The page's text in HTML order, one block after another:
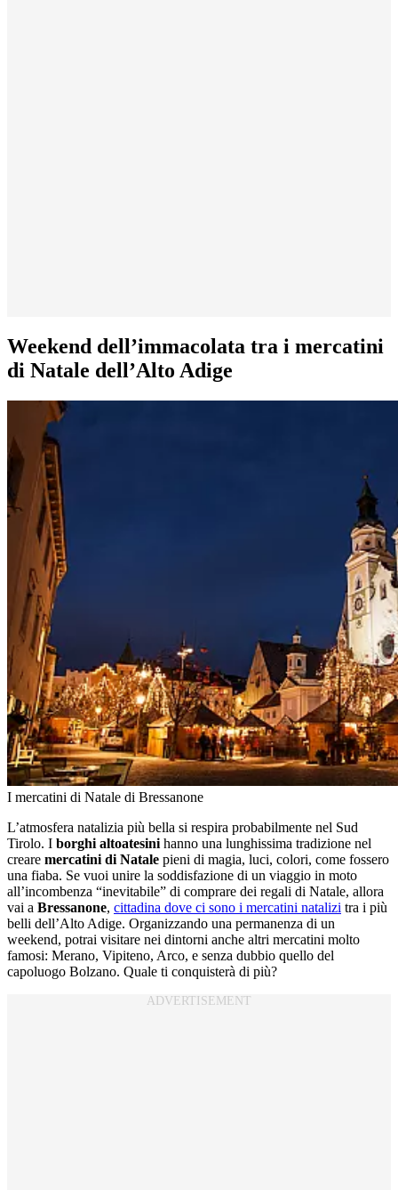
Weekend dell’immacolata tra i mercatini
di Natale dell’Alto Adige
I mercatini di Natale di Bressanone
L’atmosfera natalizia più bella si respira probabilmente nel Sud
Tirolo. I borghi altoatesini hanno una lunghissima tradizione nel
creare mercatini di Natale pieni di magia, luci, colori, come fossero
una fiaba. Se vuoi unire la soddisfazione di un viaggio in moto
all’incombenza “inevitabile” di comprare dei regali di Natale, allora
vai a Bressanone, cittadina dove ci sono i mercatini natalizi tra i più
belli dell’Alto Adige. Organizzando una permanenza di un
weekend, potrai visitare nei dintorni anche altri mercatini molto
famosi: Merano, Vipiteno, Arco, e senza dubbio quello del
capoluogo Bolzano. Quale ti conquisterà di più?